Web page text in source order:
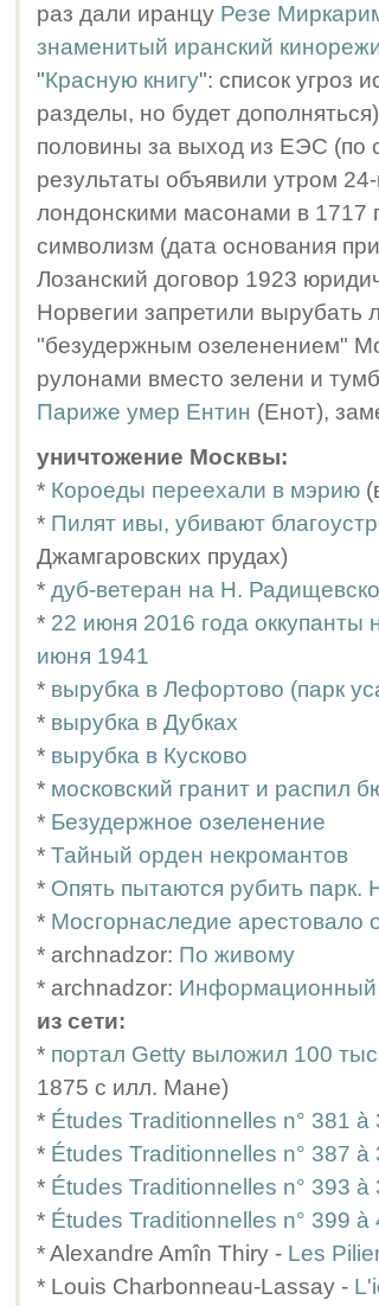
раз дали иранцу Резе
знаменитый иранский
"Красную книгу": список угроз
разделы, но будет
половины за выход из ЕЭС (по
результаты объявили утром
лондонскими масонами в 1717
символизм (дата основания
Лозанский договор 1923
Норвегии запретили вырубать
"безудержным озеленением"
рулонами вместо зелени и
Париже умер Ентин (Енот),
уничтожение Москвы:
* Короеды переехали в мэрию
* Пилят ивы, убивают
Джамгаровских прудах)
* дуб-ветеран на Н.
* 22 июня 2016 года
июня 1941
* вырубка в Лефортово (парк
* вырубка в Дубках
* вырубка в Кусково
* московский гранит и распил
* Безудержное озеленение
* Тайный орден некромантов
* Опять пытаются рубить парк.
* Мосгорнаследие арестовало
* archnadzor: По живому
* archnadzor: Информационный
из сети:
* портал Getty выложил 100
1875 с илл. Мане)
* Études Traditionnelles n° 381 à
* Études Traditionnelles n° 387 à
* Études Traditionnelles n° 393 à
* Études Traditionnelles n° 399 à
* Alexandre Amîn Thiry - Les
* Louis Charbonneau-Lassay -